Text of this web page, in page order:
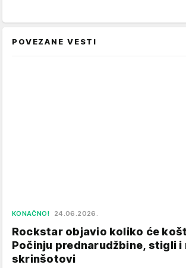
POVEZANE VESTI
KONAČNO! 24.06.2026.
Rockstar objavio koliko će
Počinju prednarudžbine, stigli i
skrinšotovi